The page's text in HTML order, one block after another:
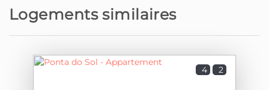
Logements similaires
4 2